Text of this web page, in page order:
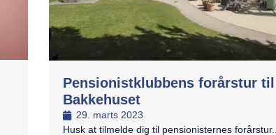
Pensionistklubbens forårstur til
Bakkehuset
29. marts 2023
Husk at tilmelde dig til pensionisternes forårstur...